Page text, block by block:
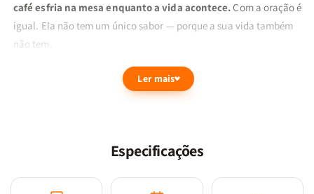
café esfria na mesa enquanto a vida acontece.Com a oração é
igual. Ela não tem um único sabor — porque a sua vida também
não tem.
Este devocional de 40 dias é um convite para você se sentar à
mesa, escolher a sua xícara do dia e conversar com Deus
cobrança. Sem precisar parecer mais forte do que é.
Uma jornada em 7 estações
A cada semana, um novo sabor encontra você onde dói — e onde
Ler mais
Especificações